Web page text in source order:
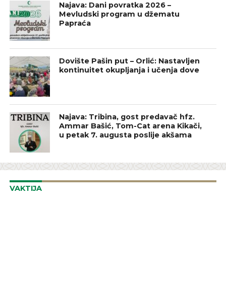
Najava: Dani povratka 2026 –
Mevludski program u džematu
Papraća
Dovište Pašin put – Orlić: Nastavljen
kontinuitet okupljanja i učenja dove
Najava: Tribina, gost predavač hfz.
Ammar Bašić, Tom-Cat arena Kikači,
u petak 7. augusta poslije akšama
VAKTIJA